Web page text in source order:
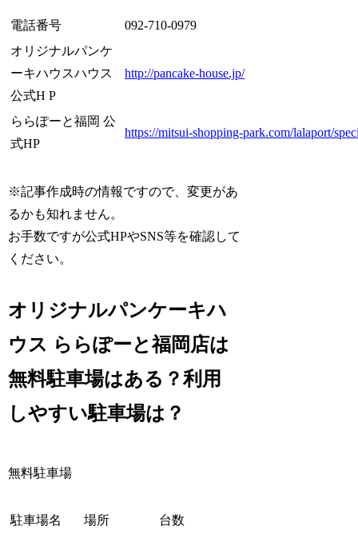
電話番号
092-710-0979
オリジナルパンケ
ーキハウスハウス
公式H P
http://pancake-house.jp/
ららぽーと福岡 公
式HP
https://mitsui-shopping-park.com/lalaport/
※記事作成時の情報ですので、変更があ
るかも知れません。
お手数ですが公式HPやSNS等を確認して
ください。
オリジナルパンケーキハ
ウス ららぽーと福岡店は
無料駐車場はある？利用
しやすい駐車場は？
無料駐車場
駐車場名 場所
台数